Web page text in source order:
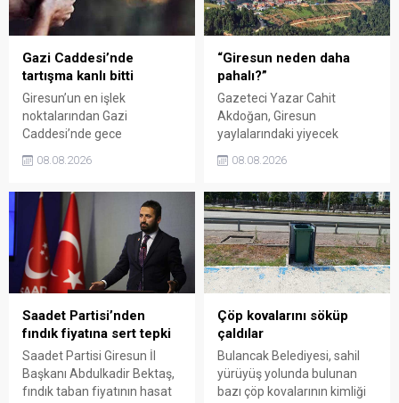
sessiz kalmakla suçladı.
Gazi Caddesi’nde
tartışma kanlı bitti
Giresun’un en işlek
noktalarından Gazi
Caddesi’nde gece
kavgada A.E. ayağından
bölgede kısa süreli panik
yaşanırken polis geniş çaplı
soruşturma başlattı.
08.08.2026
“Giresun neden daha
pahalı?”
Gazeteci Yazar Cahit
Akdoğan, Giresun
yaylalarındaki yiyecek
belirgin biçimde yüksek
Valiliği, Tarım ve Orman İl
Müdürlüğü ile ilgili kurumları
denetime çağırdı. Akdoğan,
yüzde 50’ye ulaşan fiyat
farklarının araştırılması
gerektiğini söyledi.
08.08.2026
Saadet Partisi’nden
fındık fiyatına sert tepki
Saadet Partisi Giresun İl
Başkanı Abdulkadir Bektaş,
fındık taban fiyatının hasat
Çöp kovalarını söküp
çaldılar
Bulancak Belediyesi, sahil
yürüyüş yolunda bulunan
bazı çöp kovalarının kimliği